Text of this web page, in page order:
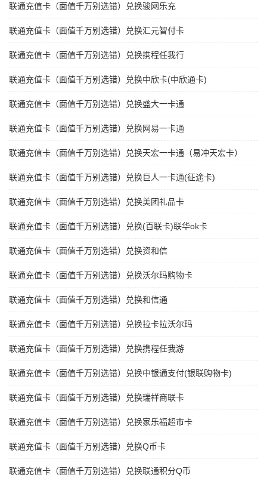
联通充值卡（面值千万别选错）兑换骏网乐充
联通充值卡（面值千万别选错）兑换汇元智付卡
联通充值卡（面值千万别选错）兑换携程任我行
联通充值卡（面值千万别选错）兑换中欣卡(中欣通卡)
联通充值卡（面值千万别选错）兑换盛大一卡通
联通充值卡（面值千万别选错）兑换网易一卡通
联通充值卡（面值千万别选错）兑换天宏一卡通（易冲天宏卡）
联通充值卡（面值千万别选错）兑换巨人一卡通(征途卡)
联通充值卡（面值千万别选错）兑换美团礼品卡
联通充值卡（面值千万别选错）兑换(百联卡)联华ok卡
联通充值卡（面值千万别选错）兑换资和信
联通充值卡（面值千万别选错）兑换沃尔玛购物卡
联通充值卡（面值千万别选错）兑换和信通
联通充值卡（面值千万别选错）兑换拉卡拉沃尔玛
联通充值卡（面值千万别选错）兑换携程任我游
联通充值卡（面值千万别选错）兑换中银通支付(银联购物卡)
联通充值卡（面值千万别选错）兑换瑞祥商联卡
联通充值卡（面值千万别选错）兑换家乐福超市卡
联通充值卡（面值千万别选错）兑换Q币卡
联通充值卡（面值千万别选错）兑换联通积分Q币